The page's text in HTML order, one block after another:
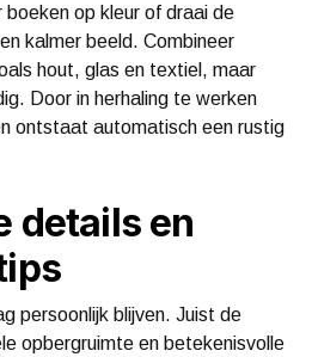
op kleur of draai de
kalmer beeld. Combineer
hout, glas en textiel, maar
Door in herhaling te werken
ontstaat automatisch een rustig
details en
persoonlijk blijven. Juist de
opbergruimte en betekenisvolle